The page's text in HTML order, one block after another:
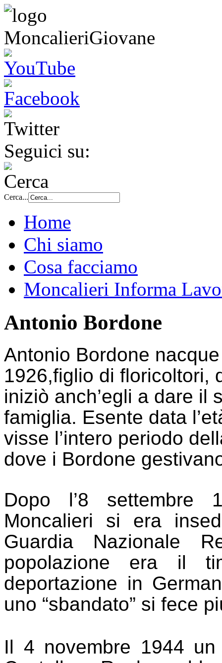
Seguici su:
Cerca...
Home
Chi siamo
Cosa facciamo
Moncalieri Informa
Antonio Bordone
Antonio Bordone
1926,figlio di floricoltori,
iniziò anch’egli a dare il
famiglia. Esente data l’
visse l’intero periodo
dove i Bordone
Dopo l’8 settembre
Moncalieri si era
Guardia Nazionale
popolazione era il
deportazione in
uno “sbandato” si fece
Il 4 novembre 1944